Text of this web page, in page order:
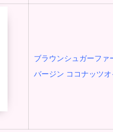
ブラウンシュガーファ
バージン ココナッツオ